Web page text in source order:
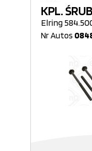
KPL.
Elring
Nr Autos